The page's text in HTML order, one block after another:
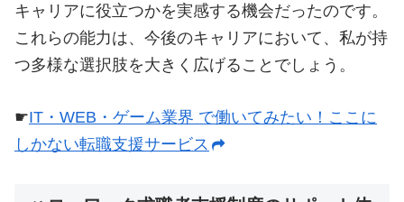
キャリアに役立つかを実感する機会だったのです。
これらの能力は、今後のキャリアにおいて、私が持
つ多様な選択肢を大きく広げることでしょう。
☛IT・WEB・ゲーム業界 で働いてみたい！ここに
しかない転職支援サービス